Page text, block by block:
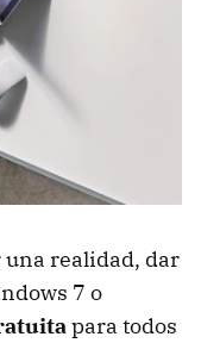
una realidad, dar
7 o
para todos